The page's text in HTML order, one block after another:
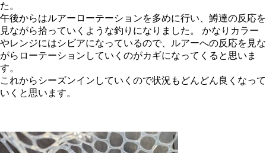
た。
午後からはルアーローテーションを多めに行い、鱒達の反応を
見ながら拾っていくような釣りになりました。 かなりカラー
やレンジにはシビアになっているので、ルアーへの反応を見な
がらローテーションしていくのがカギになってくると思いま
す。
これからシーズンインしていくので状況もどんどん良くなって
いくと思います。